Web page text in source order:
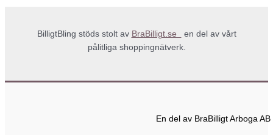
BilligtBling stöds stolt av BraBilligt.se
en del av vårt
pålitliga shoppingnätverk.
En del av BraBilligt Arboga AB